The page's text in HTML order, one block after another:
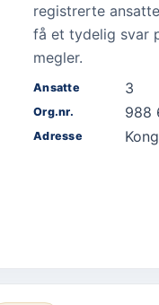
registrerte
få et tydelig svar
megler.
Ansatte 3
Org.nr. 988
Adresse